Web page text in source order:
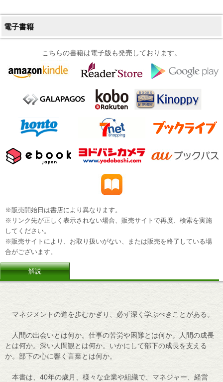
電子書籍
こちらの書籍は電子版も発売しております。
※販売開始日は書店により異なります。
※リンク先が正しく表示されない場合、販売サイトで再度、検索を実施
してください。
※販売サイトにより、お取り扱いがない、または販売を終了している場
合がございます。
解説
マネジメントの道を歩むかぎり、必ず深く学ぶべきことがある。
人間の出会いとは何か。仕事の苦労や困難とは何か。人間の成長
とは何か。深い人間観とは何か。いかにして部下の成長を支える
か。部下の心に響く言葉とは何か。
本書は、40年の歳月、様々な企業や組織で、マネジャー、経営